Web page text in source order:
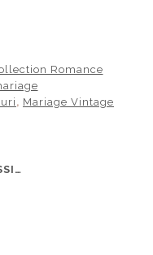
Romance
, Mariage Vintage